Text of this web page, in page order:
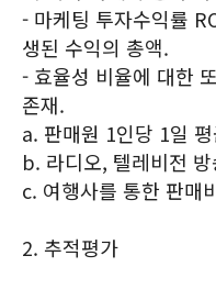
- 마케팅 투자수익률
생된 수익의 총액.
- 효율성 비율에 대한
존재.
a. 판매원 1인당 1일
b. 라디오, 텔레비전
c. 여행사를 통한 판매
2. 추적평가